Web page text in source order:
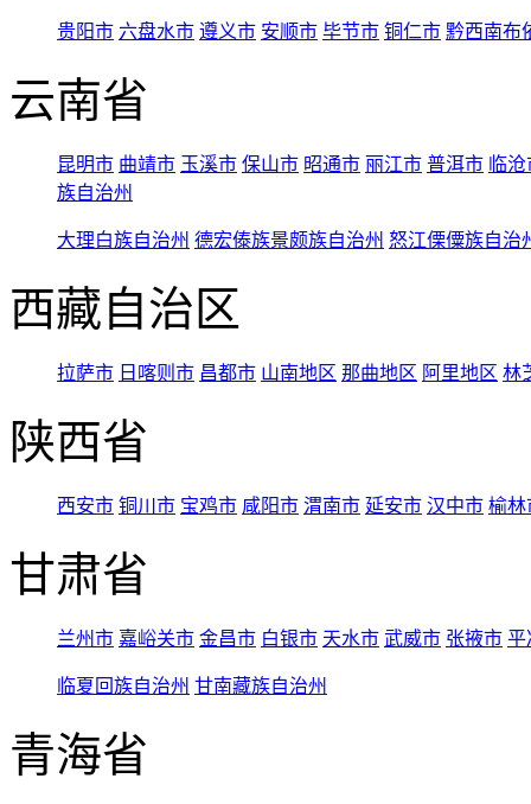
贵阳市 六盘水市 遵义市 安顺市 毕节市 铜仁市 黔西南布
云南省
昆明市 曲靖市 玉溪市 保山市 昭通市 丽江市 普洱市 临
族自治州
大理白族自治州 德宏傣族景颇族自治州 怒江傈僳族自治
西藏自治区
拉萨市 日喀则市 昌都市 山南地区 那曲地区 阿里地区 林
陕西省
西安市 铜川市 宝鸡市 咸阳市 渭南市 延安市 汉中市 榆林
甘肃省
兰州市 嘉峪关市 金昌市 白银市 天水市 武威市 张掖市 平
临夏回族自治州 甘南藏族自治州
青海省